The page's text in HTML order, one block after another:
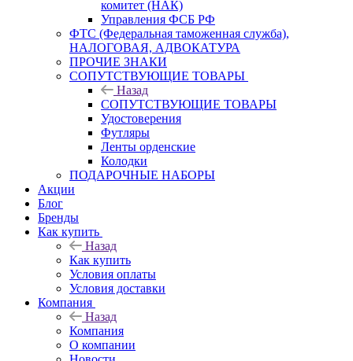
комитет (НАК)
Управления ФСБ РФ
ФТС (Федеральная таможенная служба),
НАЛОГОВАЯ, АДВОКАТУРА
ПРОЧИЕ ЗНАКИ
СОПУТСТВУЮЩИЕ ТОВАРЫ
Назад
СОПУТСТВУЮЩИЕ ТОВАРЫ
Удостоверения
Футляры
Ленты орденские
Колодки
ПОДАРОЧНЫЕ НАБОРЫ
Акции
Блог
Бренды
Как купить
Назад
Как купить
Условия оплаты
Условия доставки
Компания
Назад
Компания
О компании